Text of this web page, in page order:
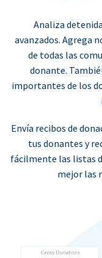
Analiza
avanzados. Agrega
de todas las
donante.
importantes de los
Envía recibos de
tus donantes y
fácilmente las listas
mejor las